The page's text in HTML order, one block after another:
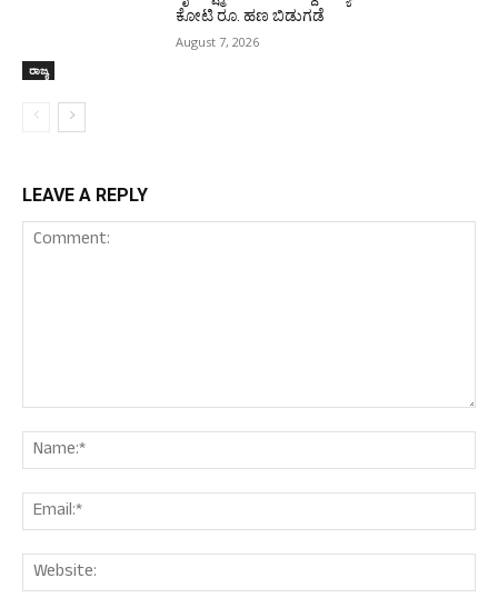
ರಾಜ್ಯ
ಕೋಟಿ ರೂ. ಹಣ ಬಿಡುಗಡೆ
August 7, 2026
LEAVE A REPLY